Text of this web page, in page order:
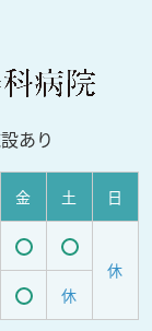
あり
金 土 日
受
付
受
付
休
受
休